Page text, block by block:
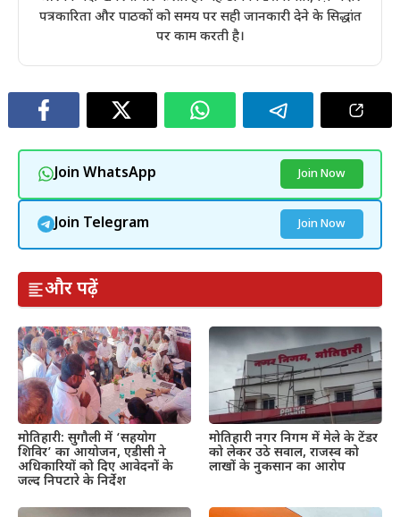
पत्रकारिता और पाठकों को समय पर सही जानकारी देने के सिद्धांत
पर काम करती है।
Join WhatsApp Join Now
Join Telegram Join Now
और पढ़ें
मोतिहारी: सुगौली में ‘सहयोग
शिविर’ का आयोजन, एडीसी ने
अधिकारियों को दिए आवेदनों के
जल्द निपटारे के निर्देश
मोतिहारी नगर निगम में मेले के टेंडर
को लेकर उठे सवाल, राजस्व को
लाखों के नुकसान का आरोप